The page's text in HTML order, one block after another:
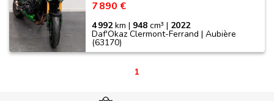
7 890 €
4 992km | 948 cm³ | 2022
Daf'Okaz Clermont-Ferrand | Aubière
(63170)
1